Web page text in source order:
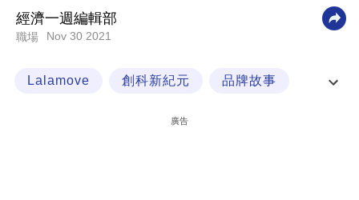
業
科
經濟一週編輯部
職場 Nov 30 2021
Lalamove 創科新紀元 品牌故事
廣告